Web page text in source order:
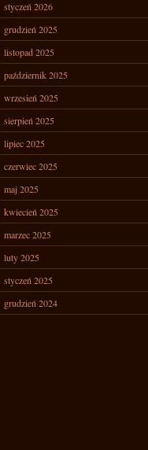
styczeń 2026
grudzień 2025
listopad 2025
październik 2025
wrzesień 2025
sierpień 2025
lipiec 2025
czerwiec 2025
maj 2025
kwiecień 2025
marzec 2025
luty 2025
styczeń 2025
grudzień 2024